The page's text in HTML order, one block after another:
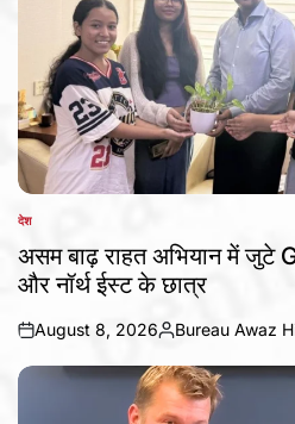
POSTED
IN
देश
असम बाढ़ राहत अभियान में जुटे
और नॉर्थ ईस्ट के छात्र
on
August 8, 2026
Posted
by
Bureau Awaz